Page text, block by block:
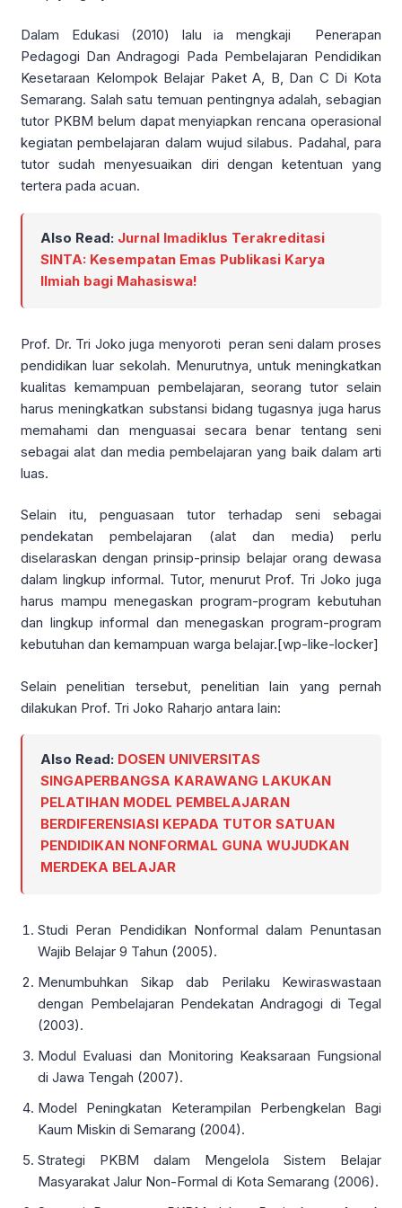
Dalam Edukasi (2010) lalu ia mengkaji Penerapan
Pedagogi Dan Andragogi Pada Pembelajaran Pendidikan
Kesetaraan Kelompok Belajar Paket A, B, Dan C Di Kota
Semarang. Salah satu temuan pentingnya adalah, sebagian
tutor PKBM belum dapat menyiapkan rencana operasional
kegiatan pembelajaran dalam wujud silabus. Padahal, para
tutor sudah menyesuaikan diri dengan ketentuan yang
tertera pada acuan.
Also Read: Jurnal Imadiklus Terakreditasi
SINTA: Kesempatan Emas Publikasi Karya
Ilmiah bagi Mahasiswa!
Prof. Dr. Tri Joko juga menyoroti peran seni dalam proses
pendidikan luar sekolah. Menurutnya, untuk meningkatkan
kualitas kemampuan pembelajaran, seorang tutor selain
harus meningkatkan substansi bidang tugasnya juga harus
memahami dan menguasai secara benar tentang seni
sebagai alat dan media pembelajaran yang baik dalam arti
luas.
Selain itu, penguasaan tutor terhadap seni sebagai
pendekatan pembelajaran (alat dan media) perlu
diselaraskan dengan prinsip-prinsip belajar orang dewasa
dalam lingkup informal. Tutor, menurut Prof. Tri Joko juga
harus mampu menegaskan program-program kebutuhan
dan lingkup informal dan menegaskan program-program
kebutuhan dan kemampuan warga belajar.[wp-like-locker]
Selain penelitian tersebut, penelitian lain yang pernah
dilakukan Prof. Tri Joko Raharjo antara lain:
Also Read: DOSEN UNIVERSITAS
SINGAPERBANGSA KARAWANG LAKUKAN
PELATIHAN MODEL PEMBELAJARAN
BERDIFERENSIASI KEPADA TUTOR SATUAN
PENDIDIKAN NONFORMAL GUNA WUJUDKAN
MERDEKA BELAJAR
Studi Peran Pendidikan Nonformal dalam Penuntasan
Wajib Belajar 9 Tahun (2005).
Menumbuhkan Sikap dab Perilaku Kewiraswastaan
dengan Pembelajaran Pendekatan Andragogi di Tegal
(2003).
Modul Evaluasi dan Monitoring Keaksaraan Fungsional
di Jawa Tengah (2007).
Model Peningkatan Keterampilan Perbengkelan Bagi
Kaum Miskin di Semarang (2004).
Strategi PKBM dalam Mengelola Sistem Belajar
Masyarakat Jalur Non-Formal di Kota Semarang (2006).